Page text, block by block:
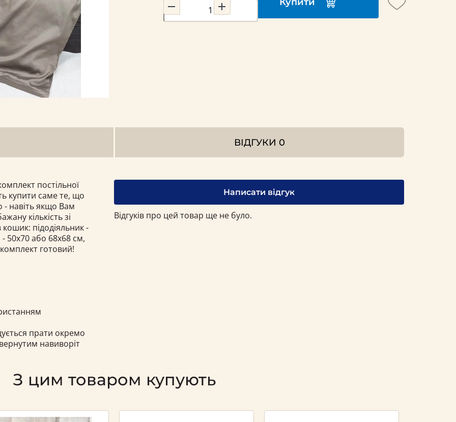
ВІДГУКИ 0
постільної
купити саме те, що
навіть якщо Вам
кількість зі
підодіяльник -
50х70 або 68x68 см,
готовий!
прати окремо
навиворіт
Написати відгук
Відгуків про цей товар ще не було.
З цим товаром купують